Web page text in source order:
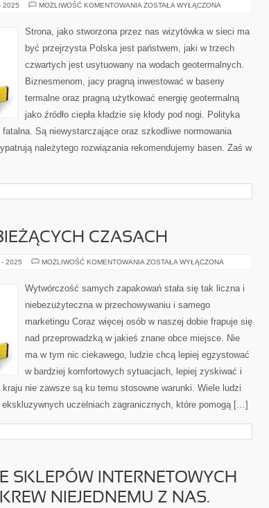
2025 MOŻLIWOŚĆ KOMENTOWANIA JEST
POMYSŁ
NA
LOGO
ZOSTAŁA WYŁĄCZONA
Strona, jako stworzona przez nas wizytówka w sieci ma
być przejrzysta Polska jest państwem, jaki w trzech
czwartych jest usytuowany na wodach geotermalnych.
Biznesmenom, jacy pragną inwestować w baseny
termalne oraz pragną użytkować energię geotermalną
jako źródło ciepła kładzie się kłody pod nogi. Polityka
Są niewystarczające oraz szkodliwe normowania
należytego rozwiązania rekomendujemy basen. Zaś w
CZASACH
2025 MOŻLIWOŚĆ KOMENTOWANIA DUŻO
BIEŻĄCYCH
CZASACH
ZOSTAŁA WYŁĄCZONA
Wytwórczość samych zapakowań stała się tak liczna i
niebezużyteczna w przechowywaniu i samego
marketingu Coraz więcej osób w naszej dobie frapuje się
nad przeprowadzką w jakieś znane obce miejsce. Nie
ma w tym nic ciekawego, ludzie chcą lepiej egzystować
w bardziej komfortowych sytuacjach, lepiej zyskiwać i
nie zawsze są ku temu stosowne warunki. Wiele ludzi
ekskluzywnych uczelniach zagranicznych, które pomogą […]
SKLEPÓW INTERNETOWYCH
NIEJEDNEMU Z NAS.